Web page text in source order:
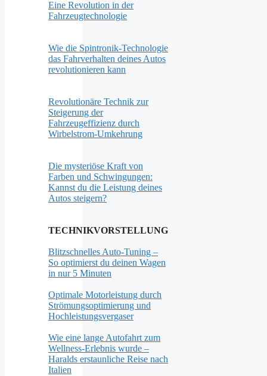
Eine Revolution in der
Fahrzeugtechnologie
Wie die Spintronik-Technologie
das Fahrverhalten deines Autos
revolutionieren kann
Revolutionäre Technik zur
Steigerung der
Fahrzeugeffizienz durch
Wirbelstrom-Umkehrung
Die mysteriöse Kraft von
Farben und Schwingungen:
Kannst du die Leistung deines
Autos steigern?
TECHNIKVORSTELLUNG
Blitzschnelles Auto-Tuning –
So optimierst du deinen Wagen
in nur 5 Minuten
Optimale Motorleistung durch
Strömungsoptimierung und
Hochleistungsvergaser
Wie eine lange Autofahrt zum
Wellness-Erlebnis wurde –
Haralds erstaunliche Reise nach
Italien